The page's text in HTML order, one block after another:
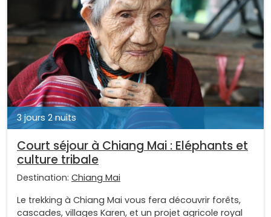
3 jours 2 nuits
Court séjour à Chiang Mai : Eléphants et
culture tribale
Destination: Chiang Mai
Le trekking à Chiang Mai vous fera découvrir forêts,
cascades, villages Karen, et un projet agricole royal